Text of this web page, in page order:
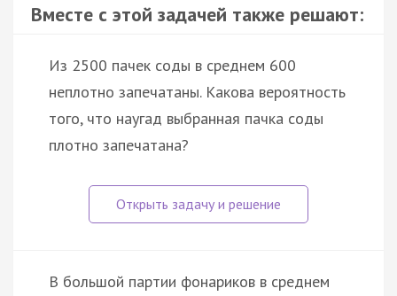
Вместе с этой задачей также решают:
Из 2500 пачек соды в среднем 600
неплотно запечатаны. Какова вероятность
того, что наугад выбранная пачка соды
плотно запечатана?
В большой партии фонариков в среднем